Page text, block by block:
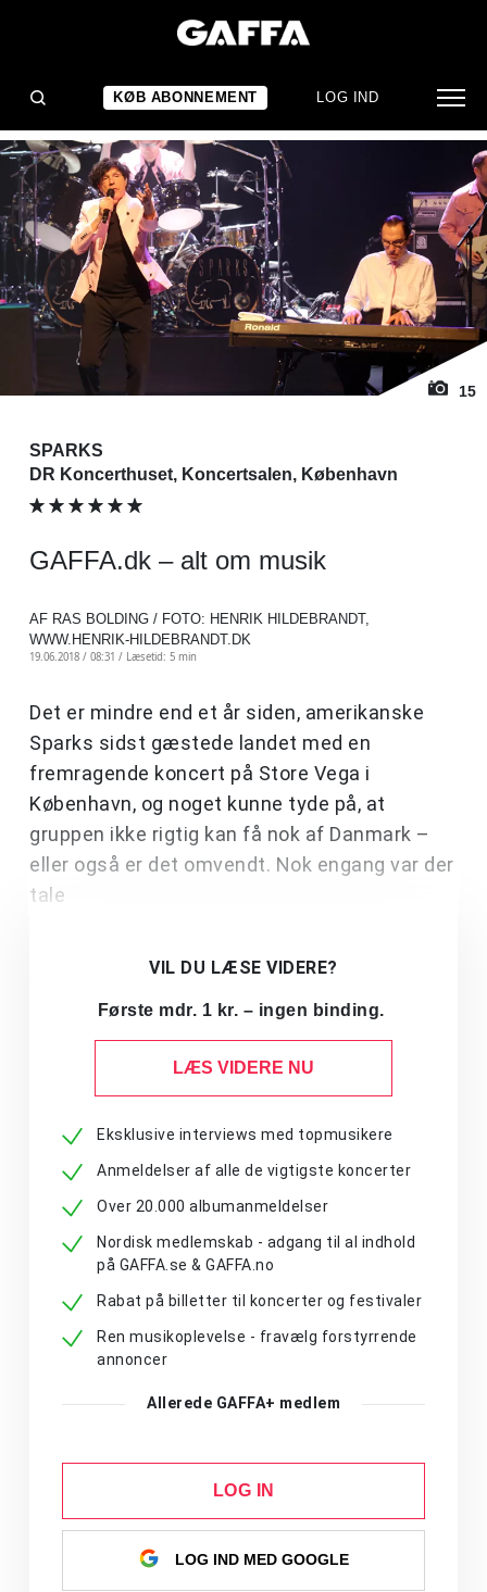
KØB ABONNEMENT LOG IND
KONCERTANMELDELSE
Aldeles forrygende
15
SPARKS
DR Koncerthuset, Koncertsalen, København
GAFFA.dk – alt om musik
AF RAS BOLDING / FOTO: HENRIK HILDEBRANDT,
WWW.HENRIK-HILDEBRANDT.DK
19.06.2018 / 08:31 / Læsetid: 5 min
Det er mindre end et år siden, amerikanske
Sparks sidst gæstede landet med en
fremragende koncert på Store Vega i
København, og noget kunne tyde på, at
gruppen ikke rigtig kan få nok af Danmark –
eller også er det omvendt. Nok engang var der
tale
VIL DU LÆSE VIDERE?
Første mdr. 1 kr. – ingen binding.
LÆS VIDERE NU
Eksklusive interviews med topmusikere
Anmeldelser af alle de vigtigste koncerter
Over 20.000 albumanmeldelser
Nordisk medlemskab - adgang til al indhold
på GAFFA.se & GAFFA.no
Rabat på billetter til koncerter og festivaler
Ren musikoplevelse - fravælg forstyrrende
annoncer
Allerede GAFFA+ medlem
LOG IN
LOG IND MED GOOGLE